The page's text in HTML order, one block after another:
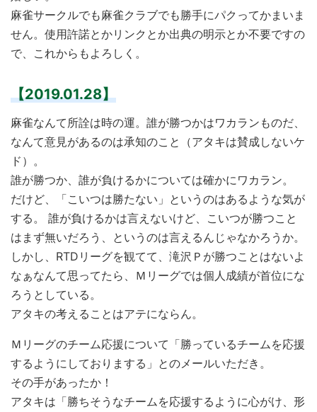
麻雀サークルでも麻雀クラブでも勝手にパクってかまいま
せん。使用許諾とかリンクとか出典の明示とか不要ですの
で、これからもよろしく。
【2019.01.28】
麻雀なんて所詮は時の運。誰が勝つかはワカランものだ、
なんて意見があるのは承知のこと（アタキは賛成しないケ
ド）。
誰が勝つか、誰が負けるかについては確かにワカラン。
だけど、「こいつは勝たない」というのはあるような気が
する。 誰が負けるかは言えないけど、こいつが勝つこと
はまず無いだろう、というのは言えるんじゃなかろうか。
しかし、RTDリーグを観てて、滝沢Ｐが勝つことはないよ
なぁなんて思ってたら、Ｍリーグでは個人成績が首位にな
ろうとしている。
アタキの考えることはアテにならん。
Ｍリーグのチーム応援について「勝っているチームを応援
するようにしておりまする」とのメールいただき。
その手があったか！
アタキは「勝ちそうなチームを応援するように心がけ、形